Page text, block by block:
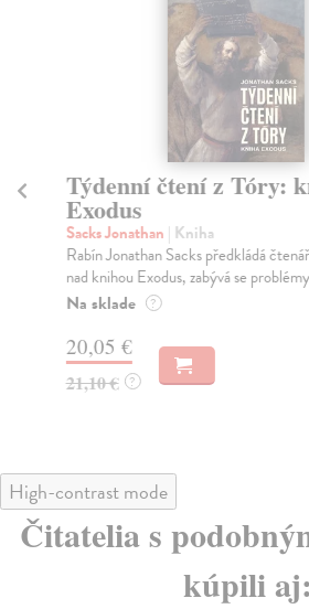
Týdenní čtení z Tóry:
Exodus
Sacks Jonathan | Kniha
Rabín Jonathan Sacks předkládá
nad knihou Exodus, zabývá se
Na sklade ?
20,05 €
21,10 € ?
High-contrast mode
Čitatelia s
kúpili aj: